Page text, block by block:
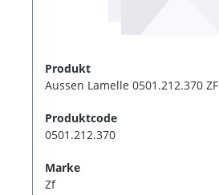
Produkt
Aussen Lamelle 0501.212.370 ZF
Produktcode
0501.212.370
Marke
Zf